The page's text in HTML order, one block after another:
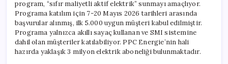
program, “sıfır maliyetli aktif elektrik” sunmayı amaçlıyor.
Programa katılım için 7-20 Mayıs 2026 tarihleri arasında
başvurular alınmış, ilk 5.000 uygun müşteri kabul edilmiştir.
Programa yalnızca akıllı sayaç kullanan ve SMI sistemine
dahil olan müşteriler katılabiliyor. PPC Energie’nin hali
hazırda yaklaşık 3 milyon elektrik aboneliği bulunmaktadır.